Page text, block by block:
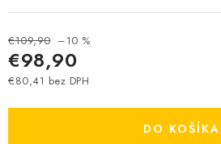
€109,90 –10 %
€98,90
€80,41 bez DPH
DO KOŠÍKA